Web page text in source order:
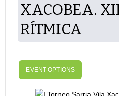
XACOBEA.
RÍTMICA
EVENT OPTIONS